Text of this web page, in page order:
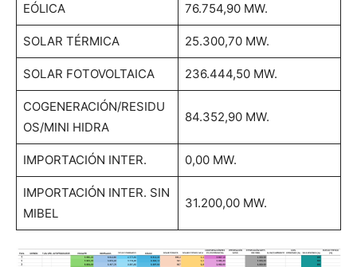
EÓLICA 76.754,90 MW.
SOLAR TÉRMICA 25.300,70 MW.
SOLAR FOTOVOLTAICA 236.444,50 MW.
COGENERACIÓN/RESIDU
OS/MINI HIDRA
84.352,90 MW.
IMPORTACIÓN INTER. 0,00 MW.
IMPORTACIÓN INTER. SIN
MIBEL
31.200,00 MW.